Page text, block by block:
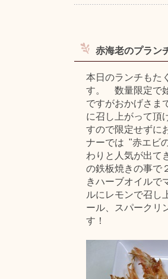
赤海老のプラン
本日のランチもた
す。 数量限定で
ですがおかげさ
に召し上がって頂
すので限定せずに
ナーでは "赤エビ
わりと人気が出
の鉄板焼きの事で
きハーブオイルで
ルにレモンで召
ール、スパークリ
す！